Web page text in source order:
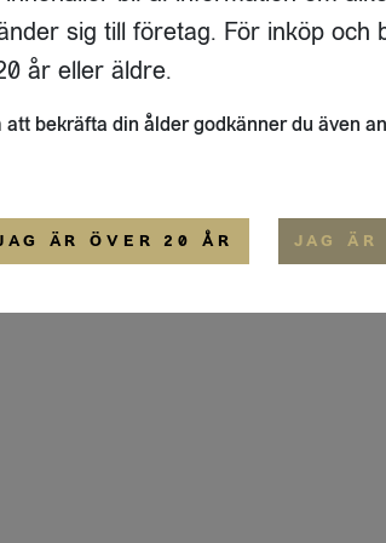
17 A
STOCKHOLM
FLAIVY
OM OSS
ALLMÄNNA
sig till företag. För inköp och
år eller äldre.
att bekräfta din ålder godkänner du även
ÄR ÖVER 20 ÅR JAG ÄR